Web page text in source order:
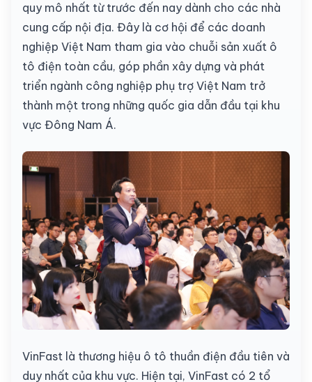
quy mô nhất từ trước đến nay dành cho các nhà
cung cấp nội địa. Đây là cơ hội để các doanh
nghiệp Việt Nam tham gia vào chuỗi sản xuất ô
tô điện toàn cầu, góp phần xây dựng và phát
triển ngành công nghiệp phụ trợ Việt Nam trở
thành một trong những quốc gia dẫn đầu tại khu
vực Đông Nam Á.
VinFast là thương hiệu ô tô thuần điện đầu tiên và
duy nhất của khu vực. Hiện tại, VinFast có 2 tổ